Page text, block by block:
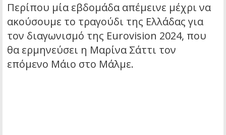
Περίπου μία εβδομάδα απέμεινε μέχρι να
ακούσουμε το τραγούδι της Ελλάδας για
τον διαγωνισμό της Eurovision 2024, που
θα ερμηνεύσει η Μαρίνα Σάττι τον
επόμενο Μάιο στο Μάλμε.